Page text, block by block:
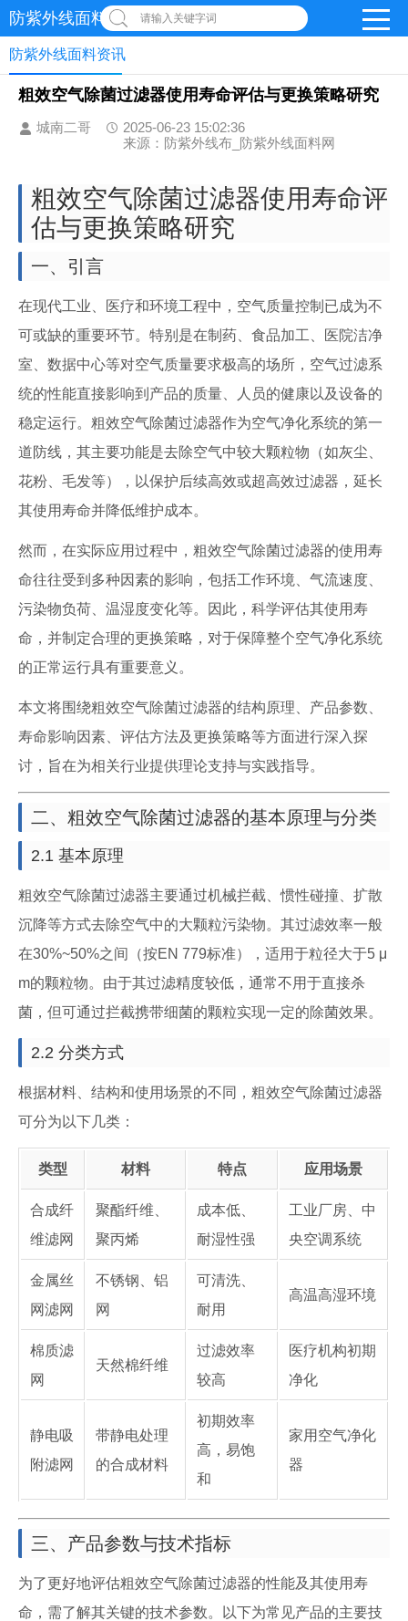
防紫外线面料网 请输入关键字词
防紫外线面料资讯
粗效空气除菌过滤器使用寿命评估与更换策略研究
城南二哥
2025-06-23 15:02:36
来源：防紫外线布_防紫外线面料网
粗效空气除菌过滤器使用寿命评
估与更换策略研究
一、引言
在现代工业、医疗和环境工程中，空气质量控制已成为不
可或缺的重要环节。特别是在制药、食品加工、医院洁净
室、数据中心等对空气质量要求极高的场所，空气过滤系
统的性能直接影响到产品的质量、人员的健康以及设备的
稳定运行。粗效空气除菌过滤器作为空气净化系统的第一
道防线，其主要功能是去除空气中较大颗粒物（如灰尘、
花粉、毛发等），以保护后续高效或超高效过滤器，延长
其使用寿命并降低维护成本。
然而，在实际应用过程中，粗效空气除菌过滤器的使用寿
命往往受到多种因素的影响，包括工作环境、气流速度、
污染物负荷、温湿度变化等。因此，科学评估其使用寿
命，并制定合理的更换策略，对于保障整个空气净化系统
的正常运行具有重要意义。
本文将围绕粗效空气除菌过滤器的结构原理、产品参数、
寿命影响因素、评估方法及更换策略等方面进行深入探
讨，旨在为相关行业提供理论支持与实践指导。
二、粗效空气除菌过滤器的基本原理与分类
2.1 基本原理
粗效空气除菌过滤器主要通过机械拦截、惯性碰撞、扩散
沉降等方式去除空气中的大颗粒污染物。其过滤效率一般
在30%~50%之间（按EN 779标准），适用于粒径大于5 μ
m的颗粒物。由于其过滤精度较低，通常不用于直接杀
菌，但可通过拦截携带细菌的颗粒实现一定的除菌效果。
2.2 分类方式
根据材料、结构和使用场景的不同，粗效空气除菌过滤器
可分为以下几类：
类型 材料 特点 应用场景
合成纤
维滤网
聚酯纤维、
聚丙烯
成本低、
耐湿性强
工业厂房、中
央空调系统
金属丝
网滤网
不锈钢、铝
网
可清洗、
耐用
高温高湿环境
棉质滤
网
天然棉纤维
过滤效率
较高
医疗机构初期
净化
静电吸
附滤网
带静电处理
的合成材料
初期效率
高，易饱
和
家用空气净化
器
三、产品参数与技术指标
为了更好地评估粗效空气除菌过滤器的性能及其使用寿
命，需了解其关键的技术参数。以下为常见产品的主要技